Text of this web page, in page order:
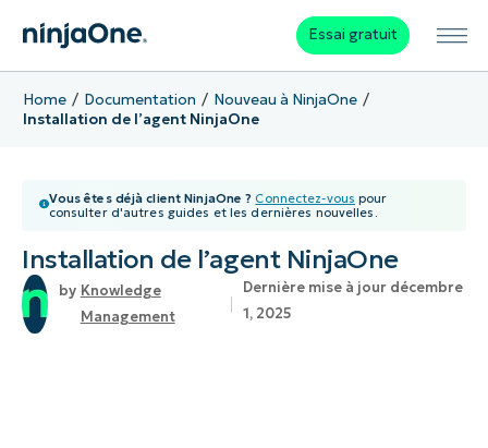
Essai gratuit
Home Documentation
Nouveau à NinjaOne
Installation de l’agent NinjaOne
Vous êtes déjà client NinjaOne ? Connectez-vous pour
consulter d'autres guides et les dernières nouvelles.
Installation de l’agent NinjaOne
Knowledge
Management
Dernière mise à jour décembre
1, 2025